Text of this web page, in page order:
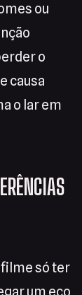
ou
o
causa
o lar em
só ter
um eco